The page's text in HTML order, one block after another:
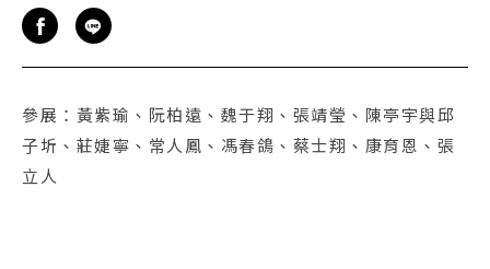
參展：黃紫瑜、阮柏遠、魏于翔、張靖瑩、陳亭宇與邱
子圻、莊婕寧、常人鳳、馮春鴿、蔡士翔、康育恩、張
立人